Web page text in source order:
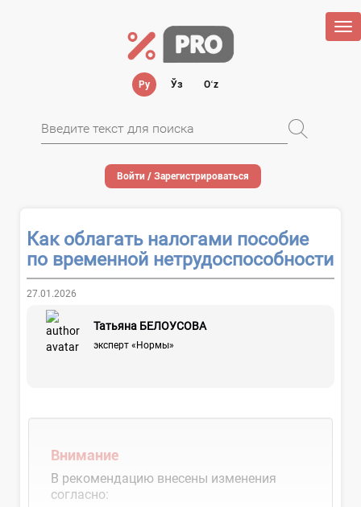
Ру Ўз Oʻz
Войти / Зарегистрироваться
Как облагать налогами пособие
по временной нетрудоспособности
27.01.2026
Татьяна БЕЛОУСОВА
эксперт «Нормы»
Внимание
В рекомендацию внесены изменения
согласно: